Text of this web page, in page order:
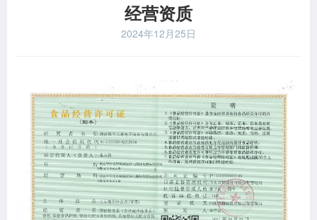
经营资质
2024年12月25日